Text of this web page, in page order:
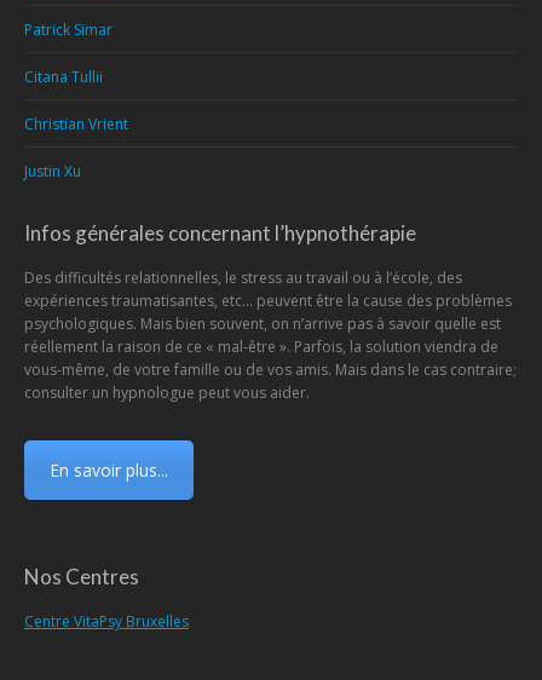
Patrick Simar
Citana Tullii
Christian Vrient
Justin Xu
Infos générales concernant l’hypnothérapie
Des difficultés relationnelles, le stress au travail ou à l’école, des
expériences traumatisantes, etc… peuvent être la cause des problèmes
psychologiques. Mais bien souvent, on n’arrive pas à savoir quelle est
réellement la raison de ce « mal-être ». Parfois, la solution viendra de
vous-même, de votre famille ou de vos amis. Mais dans le cas contraire;
consulter un hypnologue peut vous aider.
En savoir plus...
Nos Centres
Centre VitaPsy Bruxelles